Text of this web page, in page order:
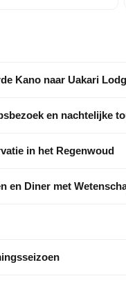
Kano naar Uakari
en nachtelijke
in het Regenwoud
en Diner met